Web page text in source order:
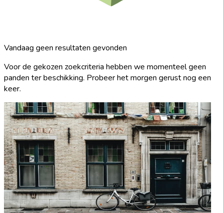
Vandaag geen resultaten gevonden
Voor de gekozen zoekcriteria hebben we momenteel geen
panden ter beschikking. Probeer het morgen gerust nog een
keer.